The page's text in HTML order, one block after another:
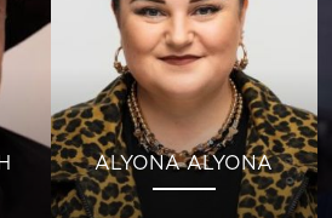
ALYONA ALYONA